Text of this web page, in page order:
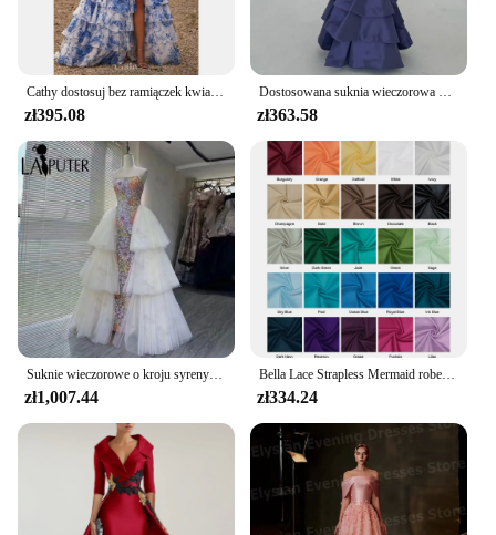
Cathy dostosuj bez ramiączek kwiatowy Print wielowarstwowa sukienka na studniówkę z falbankami boczne wysokie rozcięcie westidos de noiva suknie wieczorowe do podłogi
zł395.08
Dostosowana suknia wieczorowa na jedno ramię, bez rękawów, długość do podłogi, syrenka, wielowarstwowa, temperament, zdjęcie, kolor, suknie na specjalne okazje
zł363.58
Suknie wieczorowe o kroju syreny 2 w 1 z kwiatową koronką Dodatkowa warstwowa suknia wieczorowa z trenem bez ramiączek na szyję Sukienka na studniówkę z odkrytymi ramionami 2 w 1
zł1,007.44
Bella Lace Strapless Mermaid robes de soirée bez rękawów do kostek proste suknie wieczorowe walentynki formalna suknia ślubna
zł334.24